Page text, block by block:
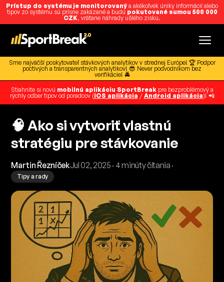
Prístup do systému je monitorovaný a akékoľvek úniky informácií alebo
tipov zo systému sú prísne zakázané a budú pokutované sumou 500 000
CZK, vrátane náhrady ušlého zisku.
Sme najväčší poskytovateľ stávkových analytikov v strednej Európe! 🏆 Podpor
poctivých a transparentných analytikov! 😎 Never podvodníkom bez
verifikácie! 🚔
Stiahnite si novú mobilnú aplikáciu SportBreakpre bezproblémový a
rýchly odber tipov od poradcov (iOS aplikácia / Android aplikácia)! 📲
🧠 Ako si vytvoriť vlastnú
stratégiu pre stávkovanie
Martin ŘezníčekJul 02, 2025 · 4 minúty čítania ·
Tipy a rady